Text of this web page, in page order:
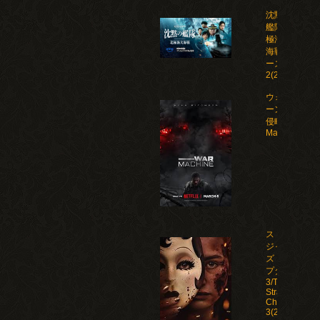
沈黙の
艦隊 北
極海大
海戦 シ
ーズン
2(2026)
ウォー・マシ
ーン: 未知な
侵略者/War
ストレン
ジャー
ズ：チャ
プター
3/The
Strangers:
Chapter
3(2026)